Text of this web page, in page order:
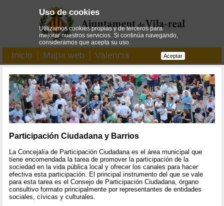
Inicio Mapa web Valencià
Participación Ciudadana y Barrios
La Concejalía de Participación Ciudadana es el área municipal que
tiene encomendada la tarea de promover la participación de la
sociedad en la vida pública local y ofrecer los canales para hacer
efectiva esta participación. El principal instrumento del que se vale
para esta tarea es el Consejo de Participación Ciudadana, órgano
consultivo formato principalmente por representantes de entidades
sociales, cívicas y culturales.
Uso de cookies
Utilizamos cookies propias y de terceros para
mejorar nuestros servicios. Si continúa navegando,
consideramos que acepta su uso.
Aceptar